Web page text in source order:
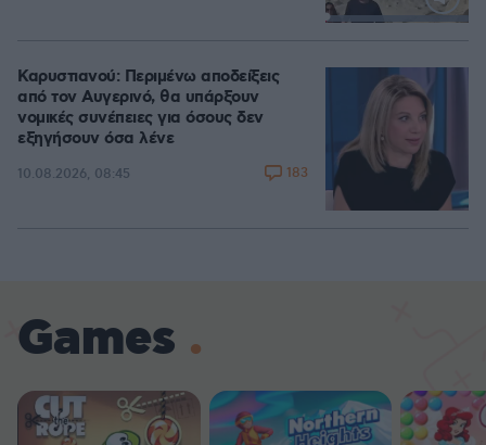
Loaded
Καρυστιανού: Περιμένω αποδείξεις
από τον Αυγερινό, θα υπάρξουν
νομικές συνέπειες για όσους δεν
εξηγήσουν όσα λένε
10.08.2026, 08:45 183
Games